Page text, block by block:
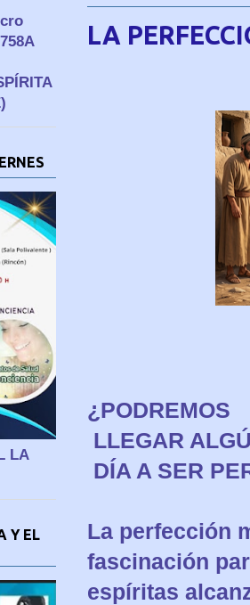
LA
¿PODREMOS
LLEGAR
DÍA A
La perfección
fascinación
espíritas
LA
Y EL